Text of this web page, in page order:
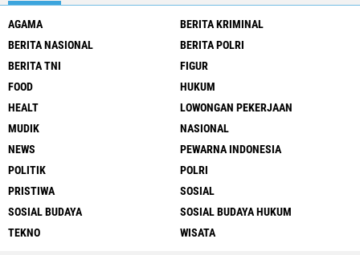
AGAMA
BERITA KRIMINAL
BERITA NASIONAL
BERITA POLRI
BERITA TNI
FIGUR
FOOD
HUKUM
HEALT
LOWONGAN PEKERJAAN
MUDIK
NASIONAL
NEWS
PEWARNA INDONESIA
POLITIK
POLRI
PRISTIWA
SOSIAL
SOSIAL BUDAYA
SOSIAL BUDAYA HUKUM
TEKNO
WISATA